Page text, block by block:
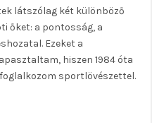
látszólag két különböző
őket: a pontosság, a
Ezeket a
hiszen 1984 óta
sportlövészettel.